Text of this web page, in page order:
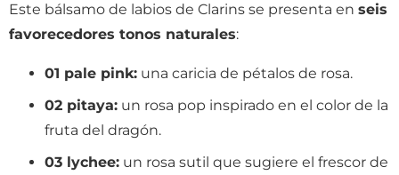
Este bálsamo de labios de Clarins se presenta en seis
favorecedores tonos naturales:
01 pale pink: una caricia de pétalos de rosa.
02 pitaya: un rosa pop inspirado en el color de la
fruta del dragón.
03 lychee: un rosa sutil que sugiere el frescor de